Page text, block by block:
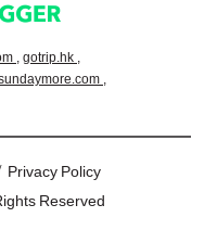
, gotrip.hk ,
,
Privacy Policy
Reserved